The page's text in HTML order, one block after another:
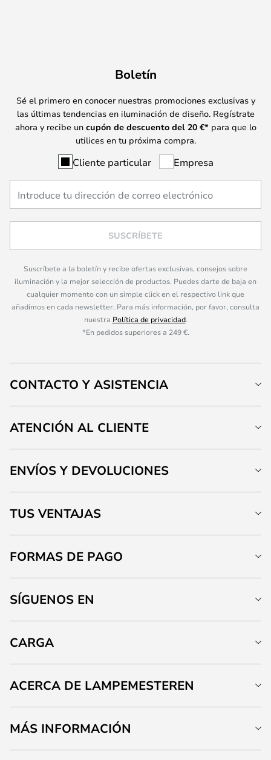
Boletín
Sé el primero en conocer nuestras promociones exclusivas y
las últimas tendencias en iluminación de diseño. Regístrate
ahora y recibe un cupón de descuento del 20 €* para que lo
utilices en tu próxima compra.
Cliente particular Empresa
SUSCRÍBETE
Suscríbete a la boletín y recibe ofertas exclusivas, consejos sobre
iluminación y la mejor selección de productos. Puedes darte de baja en
cualquier momento con un simple click en el respectivo link que
añadimos en cada newsletter. Para más información, por favor, consulta
nuestra Política de privacidad.
*En pedidos superiores a 249 €.
CONTACTO Y ASISTENCIA
ATENCIÓN AL CLIENTE
ENVÍOS Y DEVOLUCIONES
TUS VENTAJAS
FORMAS DE PAGO
SÍGUENOS EN
CARGA
ACERCA DE LAMPEMESTEREN
MÁS INFORMACIÓN